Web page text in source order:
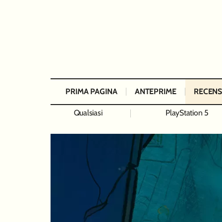
PRIMA PAGINA ANTEPRIME
Qualsiasi PlayStation 5